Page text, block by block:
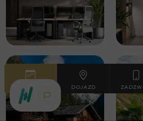
REZERWUJ DOJAZD